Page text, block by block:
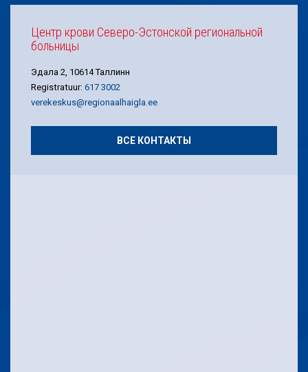
Центр крови Северо-Эстонской региональной
больницы
Эдала 2, 10614 Таллинн
Registratuur: 617 3002
verekeskus@regionaalhaigla.ee
ВСЕ КОНТАКТЫ